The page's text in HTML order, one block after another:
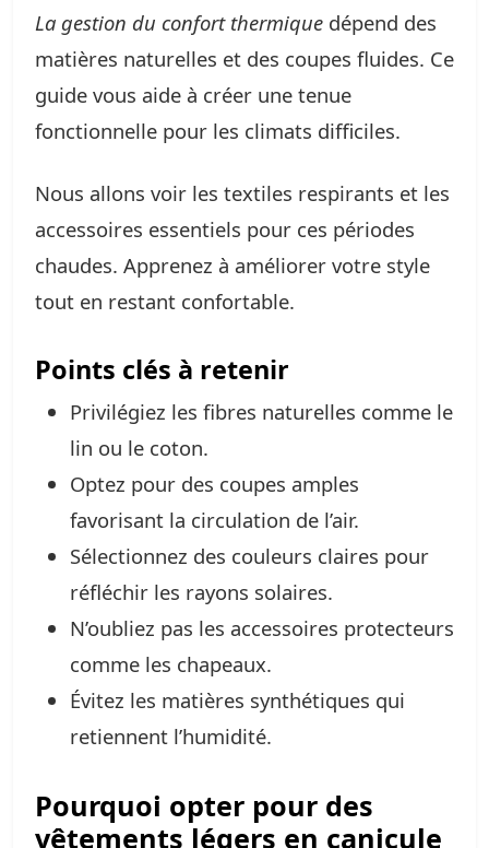
La gestion du confort thermique dépend des
matières naturelles et des coupes fluides. Ce
guide vous aide à créer une tenue
fonctionnelle pour les climats difficiles.
Nous allons voir les textiles respirants et les
accessoires essentiels pour ces périodes
chaudes. Apprenez à améliorer votre style
tout en restant confortable.
Points clés à retenir
Privilégiez les fibres naturelles comme le
lin ou le coton.
Optez pour des coupes amples
favorisant la circulation de l’air.
Sélectionnez des couleurs claires pour
réfléchir les rayons solaires.
N’oubliez pas les accessoires protecteurs
comme les chapeaux.
Évitez les matières synthétiques qui
retiennent l’humidité.
Pourquoi opter pour des
vêtements légers en canicule